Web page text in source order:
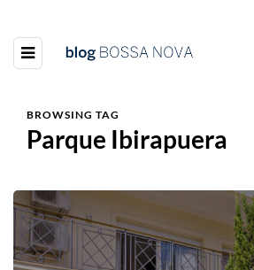
BROWSING TAG
Parque Ibirapuera